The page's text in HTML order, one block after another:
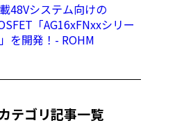
48Vシステム向けの
「AG16xFNxxシリー
を開発！- ROHM
カテゴリ記事一覧